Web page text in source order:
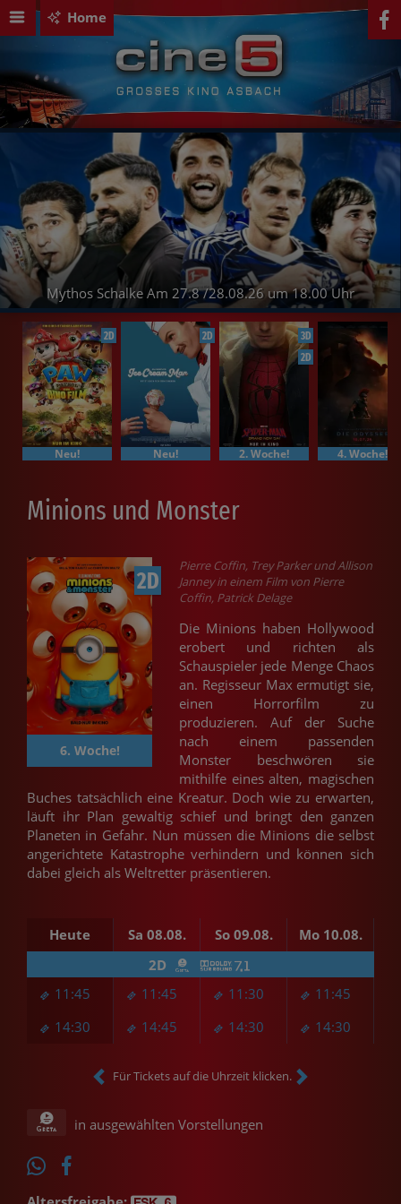
Home
Mythos Schalke Am 27.8 /28.08.26 um 18.00 Uhr
2D
Neu!
2D
Neu!
3D
2D
2. Woche! 4. Woche!
Minions und Monster
2D
6. Woche!
Pierre Coffin, Trey Parker und Allison
Janney in einem Film von Pierre
Coffin, Patrick Delage
Die Minions haben Hollywood
erobert und richten als
Schauspieler jede Menge Chaos
an. Regisseur Max ermutigt sie,
einen Horrorfilm zu
produzieren. Auf der Suche
nach einem passenden
Monster beschwören sie
mithilfe eines alten, magischen
Buches tatsächlich eine Kreatur. Doch wie zu erwarten,
läuft ihr Plan gewaltig schief und bringt den ganzen
Planeten in Gefahr. Nun müssen die Minions die selbst
angerichtete Katastrophe verhindern und können sich
dabei gleich als Weltretter präsentieren.
Heute Sa 08.08. So 09.08. Mo 10.08.
11:45 11:45 11:30
11:45
14:30
14:45 14:30 14:30
2D
Für Tickets auf die Uhrzeit klicken.
in ausgewählten Vorstellungen